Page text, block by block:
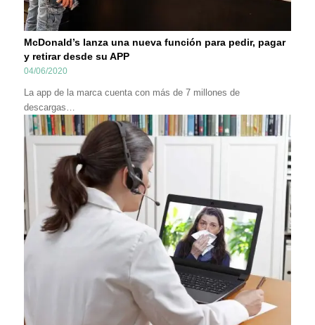
McDonald’s lanza una nueva función para pedir, pagar
y retirar desde su APP
04/06/2020
La app de la marca cuenta con más de 7 millones de
descargas…